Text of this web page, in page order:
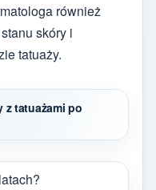
również
skóry i
tatuaży.
z tatuażami po